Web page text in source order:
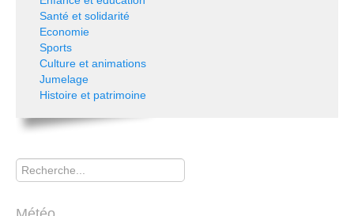
Santé et solidarité
Economie
Sports
Culture et animations
Jumelage
Histoire et patrimoine
Rechercher